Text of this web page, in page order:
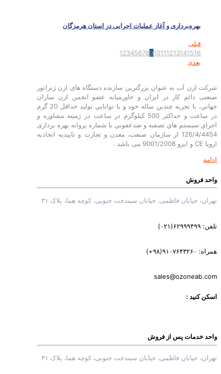
بهره‌برداری و آغاز عملیات اجرایی در استان هرمزگان
قبلی
12345678910111213141516
بعدی
شرکت ازن آب به عنوان بزرگترین سازنده دستگاه های ازن ژنراتور
صنعتی دائم کار در ایران و خاورمیانه عضو انجمن ازن سازان
جهاني، با تجربه چندين ساله خود و با توانايي توليد حداقل 20 گرم
در ساعت و حداکثر 500 کیلوگرم در ساعت در زمينه مشاوره و
اجراي سيستم هاي تصفيه و ضدعفوني با شماره پروانه بهره برداری
126/4/4454 از سازمان صنعت، معدن و تجارت و تاییدیه اتحادیه
اروپا CE و ایزو 9001/2008 می باشد .
ادامه
واحد فروش
تهران، خیابان فاطمی، خیابان سیندخت جنوبی، کوچه هما، پلاک ۳۱
تلفن: ۶۲۹۹۹۴۹۹(۰۲۱)
همراه: ‎(+۹۸)۹۱۰۷۶۴۳۲۶۰
sales@ozoneab.com
اسکن کنید :
واحد خدمات پس از فروش
تهران، خیابان فاطمی، خیابان سیندخت جنوبی، کوچه هما، پلاک ۳۱